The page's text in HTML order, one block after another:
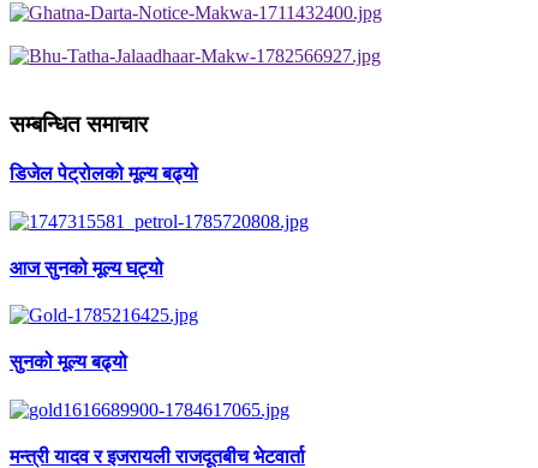
सम्बन्धित समाचार
डिजेल पेट्रोलको मूल्य बढ्यो
आज सुनको मूल्य घट्यो
सुनको मूल्य बढ्यो
मन्त्री यादव र इजरायली राजदूतबीच भेटवार्ता